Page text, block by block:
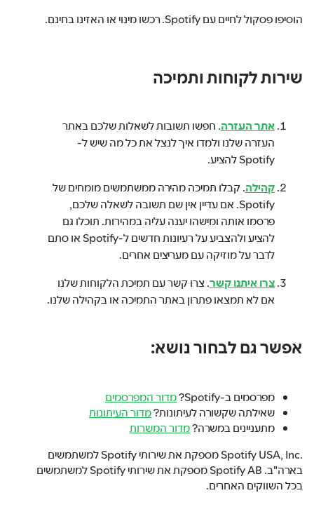
הוסיפו פסקול לחיים עם Spotify. רכשו מינוי או האזינו בחינם.
שירות לקוחות ותמיכה
אתר העזרה. חפשו תשובות לשאלות שלכם באתר
העזרה שלנו ולמדו איך לנצל את כל מה שיש ל-
Spotify להציע.
קהילה. קבלו תמיכה מהירה ממשתמשים מומחים של
Spotify. אם עדיין אין שם תשובה לשאלה שלכם,
פרסמו אותה ומישהו יענה עליה במהירות. תוכלו גם
להציע ולהצביע על רעיונות חדשים ל-Spotify או סתם
לדבר על מוזיקה עם מעריצים אחרים.
צרו איתנו קשר. צרו קשר עם תמיכת הלקוחות שלנו
אם לא תמצאו פתרון באתר התמיכה או בקהילה שלנו.
אפשר גם לבחור נושא:
מפרסמים ב-Spotify?
מדור המפרסמים
שאילתה שקשורה לעיתונות?מדור העיתונות
מתעניינים במשרה?מדור המשרות
.Spotify USA, Inc מספקת את שירותי Spotify למשתמשים
בארה"ב. Spotify AB מספקת את שירותי Spotify למשתמשים
בכל השווקים האחרים.